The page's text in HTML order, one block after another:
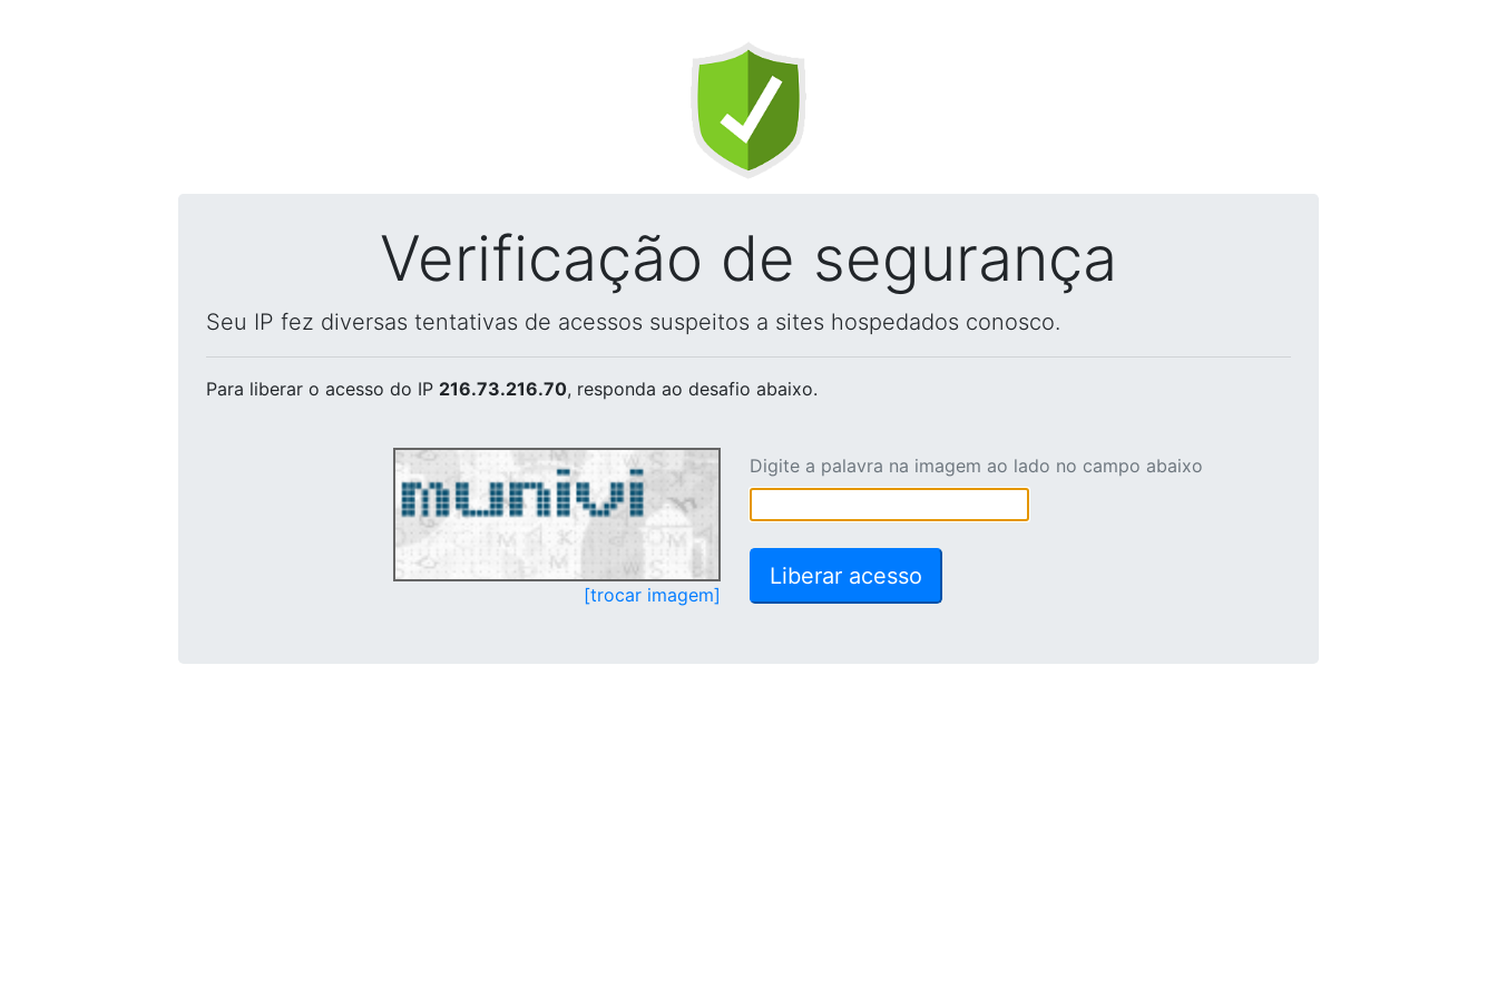
Verificação de segurança
Seu IP fez diversas tentativas de acessos suspeitos a sites hospedados conosco.
Para liberar o acesso do IP 216.73.216.70, responda ao desafio abaixo.
[trocar imagem]
Digite a palavra na imagem ao lado no campo abaixo